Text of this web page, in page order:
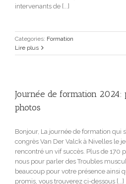
intervenants de [...]
Categories: Formation
Lire plus
Journée de formation
photos
Bonjour, La journée de formation qui
congrès Van Der Valck à Nivelles le
rencontré un vif succès. Plus de 170
nous pour parler des Troubles
beaucoup pour votre présence ainsi
promis, vous trouverez ci-dessous [...]